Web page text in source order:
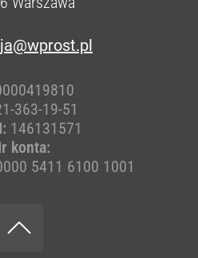
363-19-51
146131571
konta:
5411 6100 1001